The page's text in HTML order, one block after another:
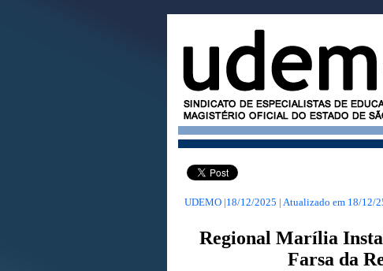
UDEMO |18/12/2025 | Atualizado em 18/12/
Regional Marília
Farsa da